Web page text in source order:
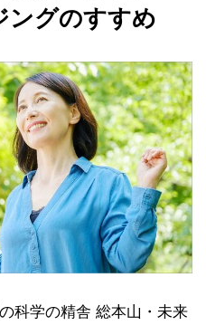
ングのすすめ
科学の精舎 総本山・未来